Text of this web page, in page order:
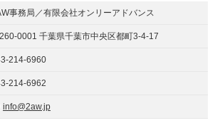
事務局／有限会社オンリーアドバンス
0001 千葉県千葉市中央区都町3-4-17
214-6960
214-6962
info@2aw.jp